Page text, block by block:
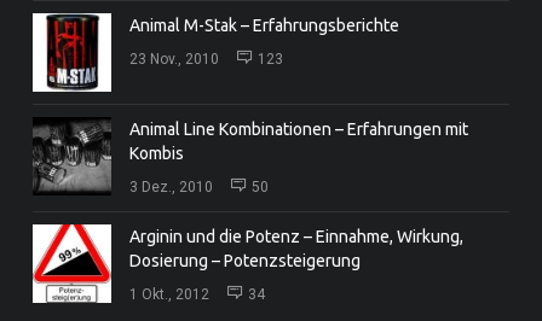
Animal M-Stak – Erfahrungsberichte
23 Nov., 2010 123
Animal Line Kombinationen – Erfahrungen mit
Kombis
3 Dez., 2010 50
Arginin und die Potenz – Einnahme, Wirkung,
Dosierung – Potenzsteigerung
1 Okt., 2012 34